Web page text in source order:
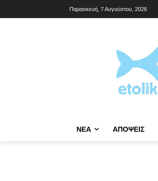
Παρασκευή, 7 Αυγούστου, 2026
NΈΑ ΑΠΌΨΕΙΣ